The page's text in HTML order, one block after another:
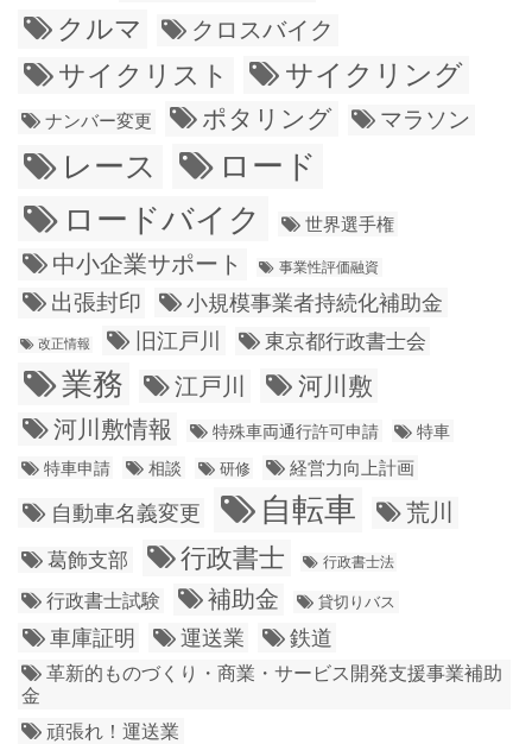
クルマ クロスバイク
サイクリスト サイクリング
ナンバー変更 ポタリング マラソン
レース
ロード
ロードバイク
世界選手権
中小企業サポート 事業性評価融資
出張封印 小規模事業者持続化補助金
改正情報 旧江戸川 東京都行政書士会
業務 江戸川
河川敷
河川敷情報
特殊車両通行許可申請
特車
特車申請
相談 研修 経営力向上計画
自動車名義変更 自転車 荒川
葛飾支部 行政書士 行政書士法
行政書士試験 補助金 貸切りバス
車庫証明 運送業 鉄道
革新的ものづくり・商業・サービス開発支援事業補助
金
頑張れ！運送業